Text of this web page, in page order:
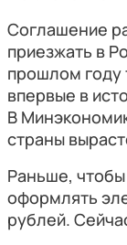
Соглашение
приезжать в
прошлом году
впервые в
В
страны
Раньше,
оформлять
рублей.